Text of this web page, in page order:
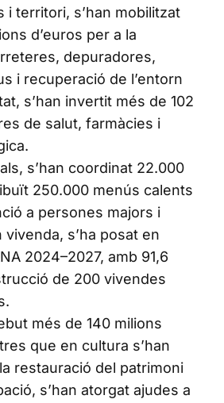
territori, s’han mobilitzat
d’euros per a la
depuradores,
i recuperació de l’entorn
s’han invertit més de 102
de salut, farmàcies i
s’han coordinat 22.000
250.000 menús calents
a persones majors i
s’ha posat en
2024–2027, amb 91,6
de 200 vivendes
més de 140 milions
que en cultura s’han
restauració del patrimoni
s’han atorgat ajudes a